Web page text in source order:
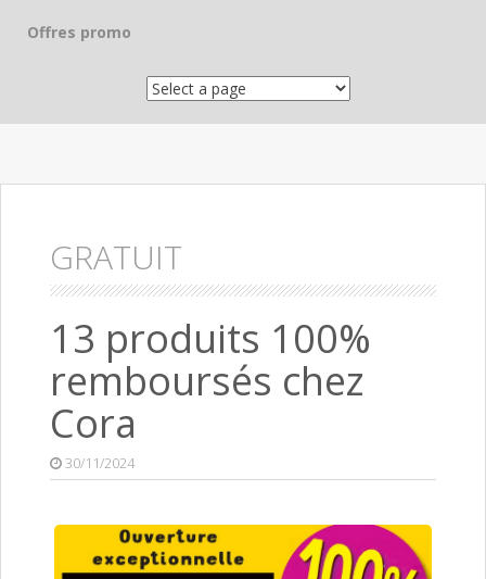
Offres promo
GRATUIT
13 produits 100%
remboursés chez
Cora
30/11/2024